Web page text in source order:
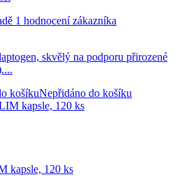
1 hodnocení zákazníka
skvělý na podporu přirozené
košíkuNepřidáno do košíku
kapsle, 120 ks